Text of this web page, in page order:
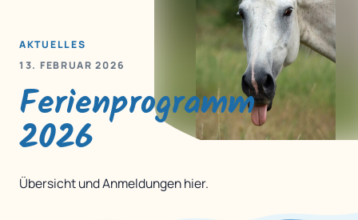
AKTUELLES
13. FEBRUAR 2026
Ferienprogramm
2026
Übersicht und Anmeldungen hier.